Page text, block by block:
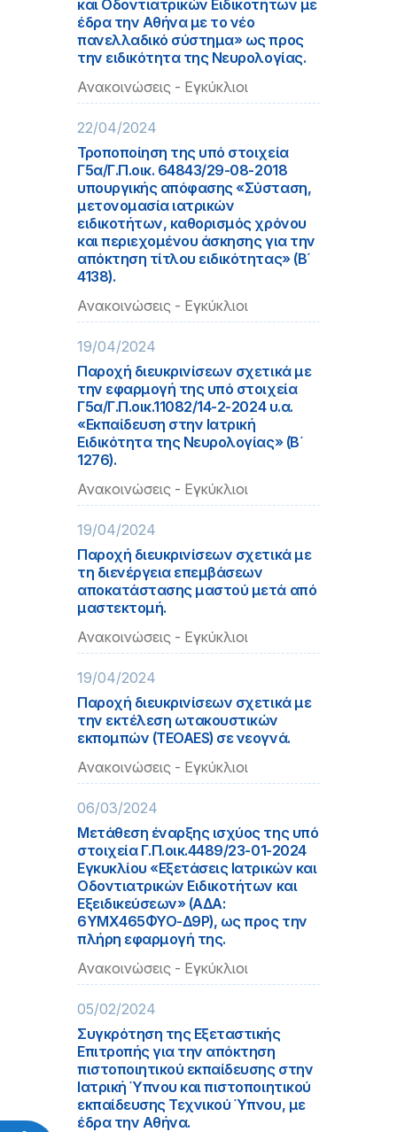
και Οδοντιατρικών Ειδικοτήτων με
έδρα την Αθήνα με το νέο
πανελλαδικό σύστημα» ως προς
την ειδικότητα της Νευρολογίας.
Ανακοινώσεις - Εγκύκλιοι
22/04/2024
Τροποποίηση της υπό στοιχεία
Γ5α/Γ.Π.οικ. 64843/29-08-2018
υπουργικής απόφασης «Σύσταση,
μετονομασία ιατρικών
ειδικοτήτων, καθορισμός χρόνου
και περιεχομένου άσκησης για την
απόκτηση τίτλου ειδικότητας» (Β΄
4138).
Ανακοινώσεις - Εγκύκλιοι
19/04/2024
Παροχή διευκρινίσεων σχετικά με
την εφαρμογή της υπό στοιχεία
Γ5α/Γ.Π.οικ.11082/14-2-2024 υ.α.
«Εκπαίδευση στην Ιατρική
Ειδικότητα της Νευρολογίας» (Β΄
1276).
Ανακοινώσεις - Εγκύκλιοι
19/04/2024
Παροχή διευκρινίσεων σχετικά με
τη διενέργεια επεμβάσεων
αποκατάστασης μαστού μετά από
μαστεκτομή.
Ανακοινώσεις - Εγκύκλιοι
19/04/2024
Παροχή διευκρινίσεων σχετικά με
την εκτέλεση ωτακουστικών
εκπομπών (TEOAES) σε νεογνά.
Ανακοινώσεις - Εγκύκλιοι
06/03/2024
Μετάθεση έναρξης ισχύος της υπό
στοιχεία Γ.Π.οικ.4489/23-01-2024
Εγκυκλίου «Εξετάσεις Ιατρικών και
Οδοντιατρικών Ειδικοτήτων και
Εξειδικεύσεων» (ΑΔΑ:
6ΥΜΧ465ΦΥΟ-Δ9Ρ), ως προς την
πλήρη εφαρμογή της.
Ανακοινώσεις - Εγκύκλιοι
05/02/2024
Συγκρότηση της Εξεταστικής
Επιτροπής για την απόκτηση
πιστοποιητικού εκπαίδευσης στην
Ιατρική Ύπνου και πιστοποιητικού
εκπαίδευσης Τεχνικού Ύπνου, με
έδρα την Αθήνα.